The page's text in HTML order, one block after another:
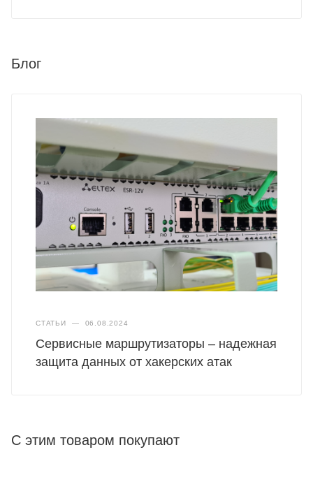
Блог
СТАТЬИ — 06.08.2024
Сервисные маршрутизаторы – надежная
защита данных от хакерских атак
С этим товаром покупают